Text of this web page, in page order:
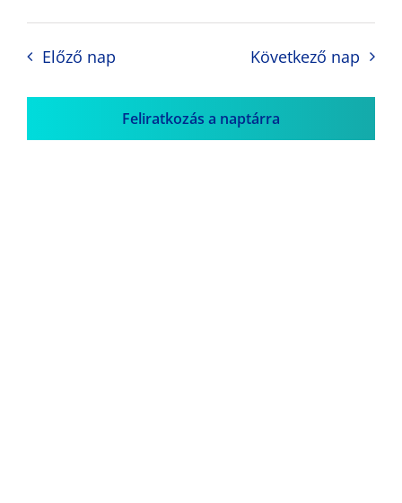
Előző nap Következő nap
Feliratkozás a naptárra